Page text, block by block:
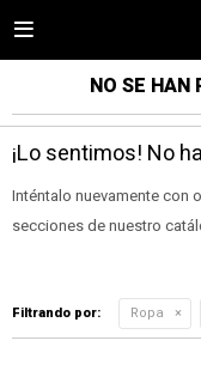

NO SE HAN
¡Lo sentimos! No
Inténtalo nuevamente con
secciones de nuestro
Filtrando por: Ropa